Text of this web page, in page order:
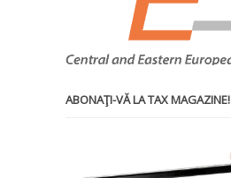
ABONAŢI-VĂ LA TAX MAGAZINE!